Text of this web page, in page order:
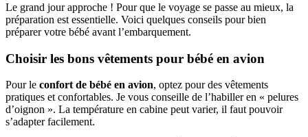
Le grand jour approche ! Pour que le voyage se passe au mieux, la
préparation est essentielle. Voici quelques conseils pour bien
préparer votre bébé avant l’embarquement.
Choisir les bons vêtements pour bébé en avion
Pour le confort de bébé en avion, optez pour des vêtements
pratiques et confortables. Je vous conseille de l’habiller en « pelures
d’oignon ». La température en cabine peut varier, il faut pouvoir
s’adapter facilement.